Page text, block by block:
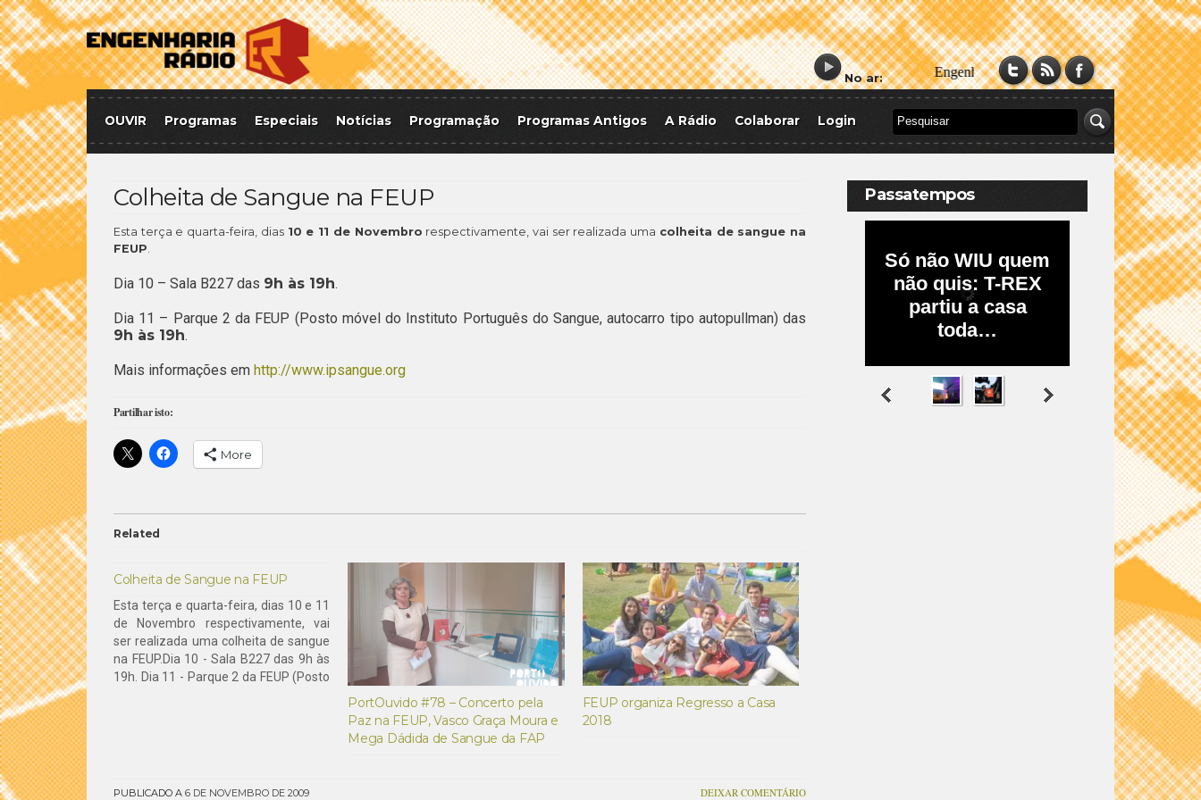
No ar:
OUVIR Programas Especiais Notícias Programação Programas Antigos A Rádio Colaborar Login
Colheita de Sangue na FEUP
Esta terça e quarta-feira, dias 10 e 11 de Novembro respectivamente, vai ser realizada uma colheita de sangue na
FEUP.
Dia 10 – Sala B227 das 9h às 19h.
Dia 11 – Parque 2 da FEUP (Posto móvel do Instituto Português do Sangue, autocarro tipo autopullman) das
9h às 19h.
Mais informações em http://www.ipsangue.org
Partilhar isto:
More
Related
Colheita de Sangue na FEUP
Esta terça e quarta-feira, dias 10 e 11
de Novembro respectivamente, vai
ser realizada uma colheita de sangue
na FEUP.Dia 10 - Sala B227 das 9h às
19h. Dia 11 - Parque 2 da FEUP (Posto
PortOuvido #78 – Concerto pela
Paz na FEUP, Vasco Graça Moura e
Mega Dádida de Sangue da FAP
FEUP organiza Regresso a Casa
2018
PUBLICADO A 6 DE NOVEMBRO DE 2009 DEIXAR COMENTÁRIO
Passatempos